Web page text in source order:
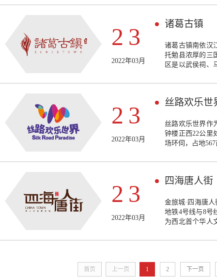
特色餐饮、主题
23
2022年03月
诸葛古镇
诸葛古镇南依汉
托勉县浓厚的三
区是以武侯祠、
俗民艺、实景演
目之一。
23
2022年03月
丝路欢乐世
丝路欢乐世界作
钟楼正西22公里
场环伺，占地
23
2022年03月
四海唐人街
金旅城·四海唐
地铁4号线与8号
为西北首个华人
洲、欧美、南洋
首页 上一页 1 2 下一页